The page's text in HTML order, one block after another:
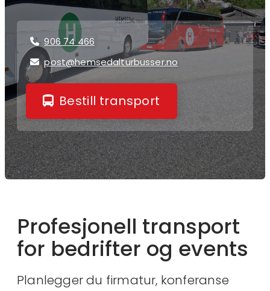
 906 74 466
 post@hemsedalturbusser.no
Bestill transport
Profesjonell transport
for bedrifter og events
Planlegger du firmatur, konferanse